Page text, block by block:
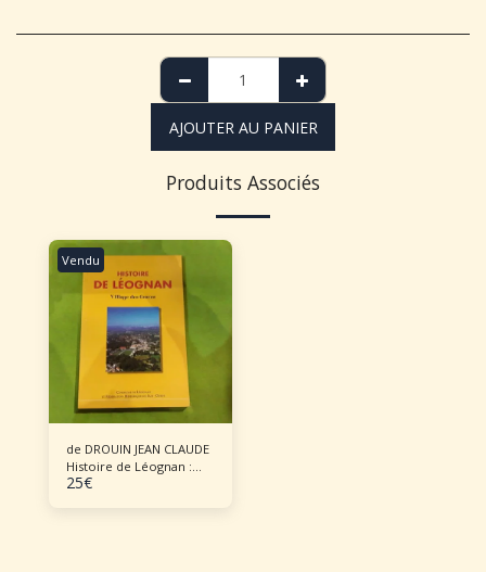
AJOUTER AU PANIER
Produits Associés
Vendu
de DROUIN JEAN CLAUDE
Histoire de Léognan :
Village des Graves
25€